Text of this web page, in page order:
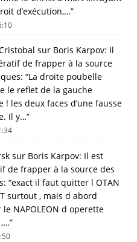
d’exécution,…”
sur Boris Karpov: Il
de frapper à la source
: “La droite poubelle
le reflet de la gauche
! les deux faces d’une fausse
Il y…”
sur Boris Karpov: Il est
de frapper à la source des
: “exact il faut quitter l OTAN
surtout , mais d abord
le NAPOLEON d operette
”